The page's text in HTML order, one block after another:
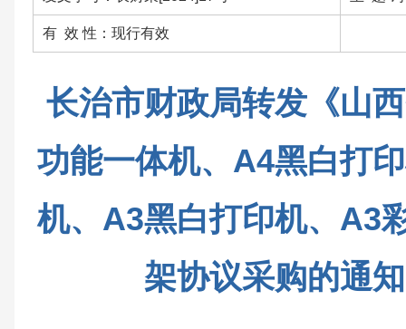
有 效 性：现行有效
长治市财政局转发《山
功能一体机、A4黑白打
机、A3黑白打印机、A3
架协议采购的通